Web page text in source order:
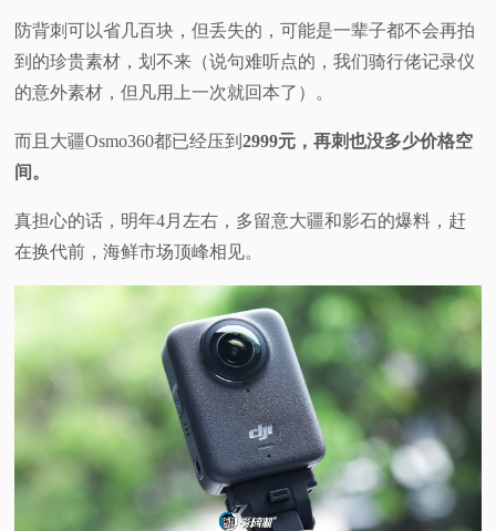
防背刺可以省几百块，但丢失的，可能是一辈子都不会再拍
到的珍贵素材，划不来（说句难听点的，我们骑行佬记录仪
的意外素材，但凡用上一次就回本了）。
而且大疆Osmo360都已经压到2999元，再刺也没多少价格空
间。
真担心的话，明年4月左右，多留意大疆和影石的爆料，赶
在换代前，海鲜市场顶峰相见。